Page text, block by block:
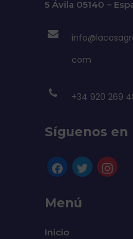
5 Ávila 05140 –
com
+34 920 269
Síguenos en
Menú
Inicio